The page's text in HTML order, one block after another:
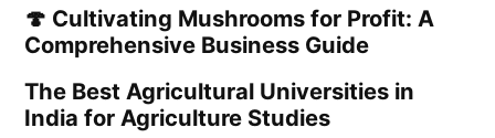
🍄 Cultivating Mushrooms for Profit: A
Comprehensive Business Guide
The Best Agricultural Universities in
India for Agriculture Studies